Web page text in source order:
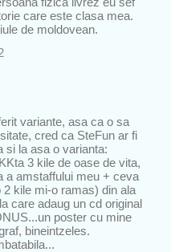
care este clasa mea.
de moldovean.
variante, asa ca o sa
cred ca SteFun ar fi
si la asa o varianta:
3 kile de oase de vita,
a amstaffului meu + ceva
kile mi-o ramas) din ala
care adaug un cd original
poster cu mine
bineintzeles.